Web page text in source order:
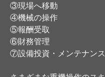
③現場へ移動
④機械の操作
⑤報酬受取
⑥財務管理
⑦設備投資・メンテナンス